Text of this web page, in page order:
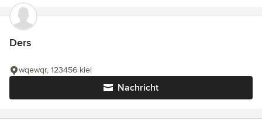
Ders
Nachricht
wqewqr, 123456 kiel